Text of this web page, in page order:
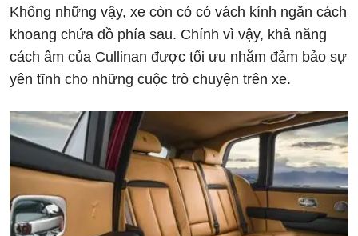
Không những vậy, xe còn có có vách kính ngăn cách
khoang chứa đồ phía sau. Chính vì vậy, khả năng
cách âm của Cullinan được tối ưu nhằm đảm bảo sự
yên tĩnh cho những cuộc trò chuyện trên xe.